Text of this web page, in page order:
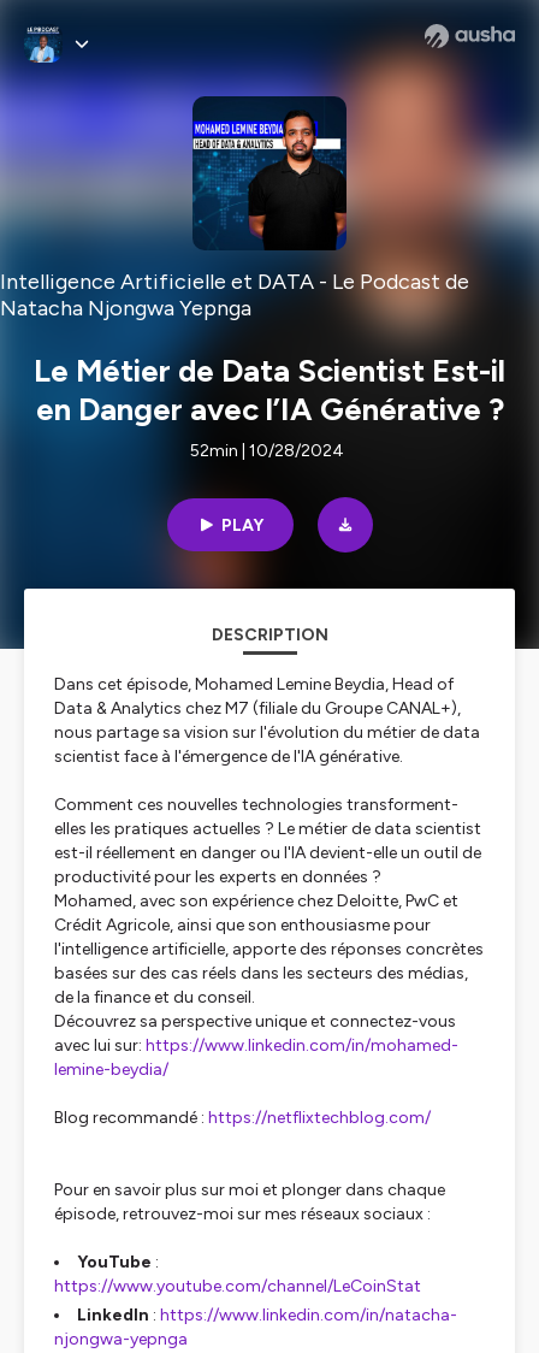
Intelligence Artificielle et DATA - Le Podcast de
Natacha Njongwa Yepnga
Le Métier de Data Scientist Est-il
en Danger avec l’IA Générative ?
52min | 10/28/2024
PLAY
DESCRIPTION
Dans cet épisode, Mohamed Lemine Beydia, Head of
Data & Analytics chez M7 (filiale du Groupe CANAL+),
nous partage sa vision sur l'évolution du métier de data
scientist face à l'émergence de l'IA générative.
Comment ces nouvelles technologies transforment-
elles les pratiques actuelles ? Le métier de data scientist
est-il réellement en danger ou l'IA devient-elle un outil de
productivité pour les experts en données ?
Mohamed, avec son expérience chez Deloitte, PwC et
Crédit Agricole, ainsi que son enthousiasme pour
l'intelligence artificielle, apporte des réponses concrètes
basées sur des cas réels dans les secteurs des médias,
de la finance et du conseil.
Découvrez sa perspective unique et connectez-vous
avec lui sur: https://www.linkedin.com/in/mohamed-
lemine-beydia/
Blog recommandé : https://netflixtechblog.com/
Pour en savoir plus sur moi et plonger dans chaque
épisode, retrouvez-moi sur mes réseaux sociaux :
YouTube :
https://www.youtube.com/channel/LeCoinStat
LinkedIn : https://www.linkedin.com/in/natacha-
njongwa-yepnga